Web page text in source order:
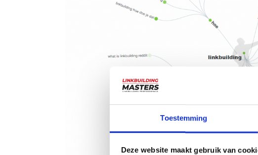
Toestemming
Deze website maakt gebruik van